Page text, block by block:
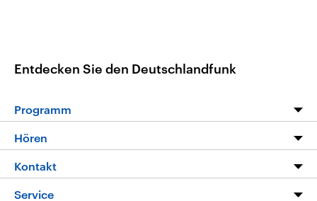
Entdecken Sie den Deutschlandfunk
Programm
Programm
Die Nachrichten
Hören
Livestream
Kontakt
Hörerservice
Service